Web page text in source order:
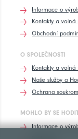
Informace o
Kontakty a volná
Obchodní
O SPOLEČNOSTI
Kontakty a volná
Naše služby a
Ochrana
MOHLO BY SE
Informace o